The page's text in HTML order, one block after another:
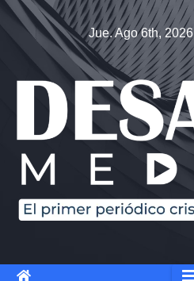
Jue. Ago 6th, 2026